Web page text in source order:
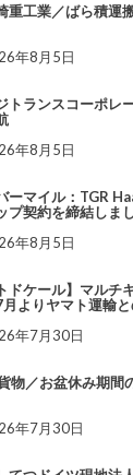
重工業／ばら積運
年8月5日
トランスコーポレ
年8月5日
ーマイル：TGR
プ契約を締結しま
年8月5日
ドケール】マル
よりヤマト運輸
年7月30日
物／お盆休み期間
年7月30日